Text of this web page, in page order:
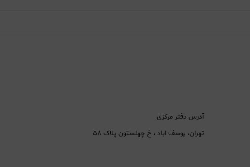
آدرس دفتر مرکزی
تهران، یوسف اباد ، خ چهلستون پلاک ۵۸